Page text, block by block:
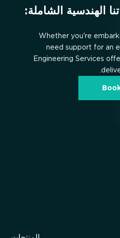
الهندسية الشاملة:
Whether you're
need support for an
Engineering Services